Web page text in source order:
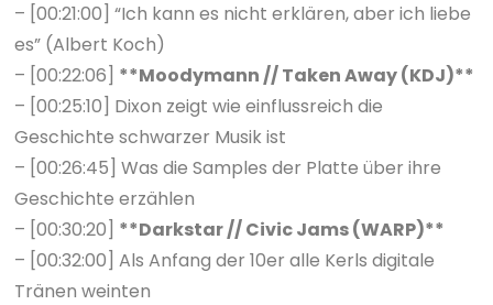
– [00:21:00] “Ich kann es nicht erklären, aber ich liebe
es” (Albert Koch)
– [00:22:06] **Moodymann // Taken Away (KDJ)**
– [00:25:10] Dixon zeigt wie einflussreich die
Geschichte schwarzer Musik ist
– [00:26:45] Was die Samples der Platte über ihre
Geschichte erzählen
– [00:30:20] **Darkstar // Civic Jams (WARP)**
– [00:32:00] Als Anfang der 10er alle Kerls digitale
Tränen weinten